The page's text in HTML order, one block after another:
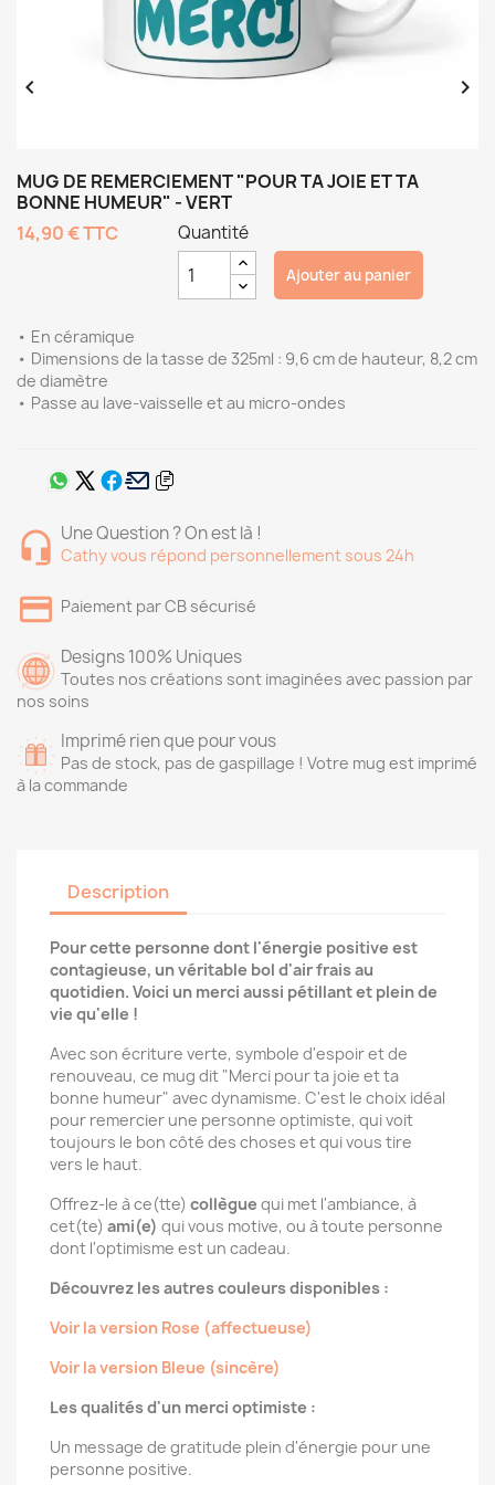
 
MUG DE REMERCIEMENT "POUR TA JOIE ET TA
BONNE HUMEUR" - VERT
14,90 €TTC
• En céramique
• Dimensions de la tasse de 325ml : 9,6 cm de hauteur, 8,2 cm
de diamètre
• Passe au lave-vaisselle et au micro-ondes
Quantité
Ajouter au panier
Une Question ? On est là !
Cathy vous répond personnellement sous 24h
Paiement par CB sécurisé
Designs 100% Uniques
Toutes nos créations sont imaginées avec passion par
nos soins
Imprimé rien que pour vous
Pas de stock, pas de gaspillage ! Votre mug est imprimé
à la commande
Description
Pour cette personne dont l'énergie positive est
contagieuse, un véritable bol d'air frais au
quotidien. Voici un merci aussi pétillant et plein de
vie qu'elle !
Avec son écriture verte, symbole d'espoir et de
renouveau, ce mug dit "Merci pour ta joie et ta
bonne humeur" avec dynamisme. C'est le choix idéal
pour remercier une personne optimiste, qui voit
toujours le bon côté des choses et qui vous tire
vers le haut.
Offrez-le à ce(tte) collègue qui met l'ambiance, à
cet(te) ami(e) qui vous motive, ou à toute personne
dont l'optimisme est un cadeau.
Découvrez les autres couleurs disponibles :
Voir la version Rose (affectueuse)
Voir la version Bleue (sincère)
Les qualités d'un merci optimiste :
Un message de gratitude plein d'énergie pour une
personne positive.